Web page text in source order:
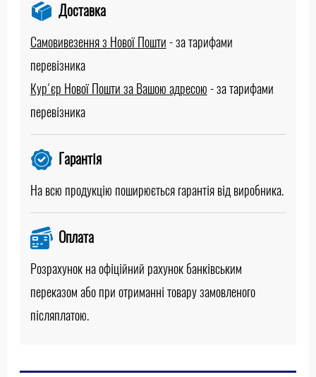
Доставка
Самовивезення з Нової Пошти -за тарифами
перевізника
Кур'єр Нової Пошти за Вашою адресою -за тарифами
перевізника
Гарантія
На всю продукцію поширюється гарантія від виробника.
Оплата
Розрахунок на офіційний рахунок банківським
переказом або при отриманні товару замовленого
післяплатою.